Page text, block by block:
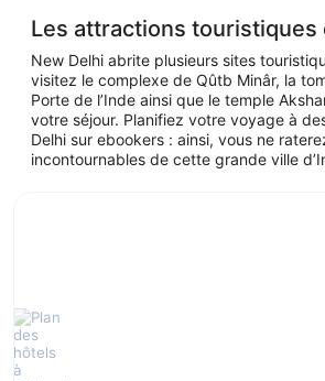
Les attractions touristiques
New Delhi abrite plusieurs sites
visitez le complexe de Qûtb Minâr, la
Porte de l’Inde ainsi que le temple
votre séjour. Planifiez votre voyage à
Delhi sur ebookers : ainsi, vous ne
incontournables de cette grande ville